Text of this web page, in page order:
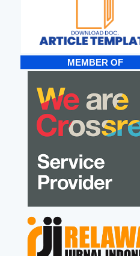
MEMBER OF